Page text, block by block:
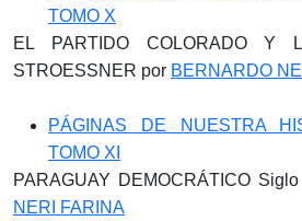
TOMO X
EL PARTIDO COLORADO Y
STROESSNER por BERNARDO
PÁGINAS DE NUESTRA
TOMO XI
PARAGUAY DEMOCRÁTICO
NERI FARINA